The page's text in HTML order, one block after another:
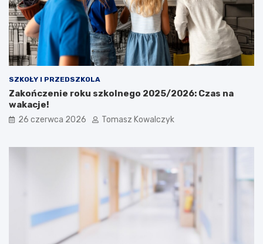
SZKOŁY I PRZEDSZKOLA
Zakończenie roku szkolnego 2025/2026: Czas na
wakacje!
26 czerwca 2026 Tomasz Kowalczyk